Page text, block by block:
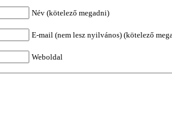
Név (kötelező megadni)
E-mail (nem lesz nyilvános) (kötelező
Weboldal